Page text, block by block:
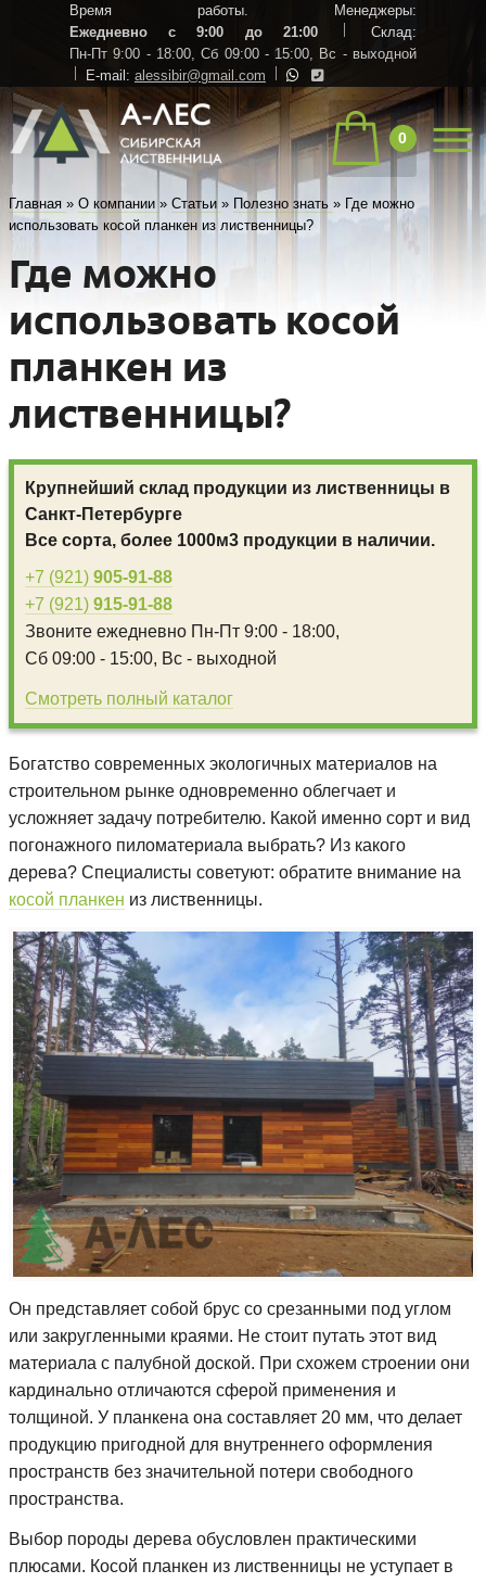
Время работы. Менеджеры:
Ежедневно с 9:00 до 21:00
Склад:
Пн-Пт 9:00 - 18:00, Сб 09:00 - 15:00, Вс - выходной
E-mail: alessibir@gmail.com
0
Главная » О компании » Статьи » Полезно знать » Где можно
использовать косой планкен из лиственницы?
Где можно
использовать косой
планкен из
лиственницы?
Крупнейший склад продукции из лиственницы в
Санкт-Петербурге
Все сорта, более 1000м3 продукции в наличии.
+7 (921) 905-91-88
+7 (921) 915-91-88
Звоните ежедневно Пн-Пт 9:00 - 18:00,
Сб 09:00 - 15:00, Вс - выходной
Смотреть полный каталог
Богатство современных экологичных материалов на
строительном рынке одновременно облегчает и
усложняет задачу потребителю. Какой именно сорт и вид
погонажного пиломатериала выбрать? Из какого
дерева? Специалисты советуют: обратите внимание на
косой планкен из лиственницы.
Он представляет собой брус со срезанными под углом
или закругленными краями. Не стоит путать этот вид
материала с палубной доской. При схожем строении они
кардинально отличаются сферой применения и
толщиной. У планкена она составляет 20 мм, что делает
продукцию пригодной для внутреннего оформления
пространств без значительной потери свободного
пространства.
Выбор породы дерева обусловлен практическими
плюсами. Косой планкен из лиственницы не уступает в